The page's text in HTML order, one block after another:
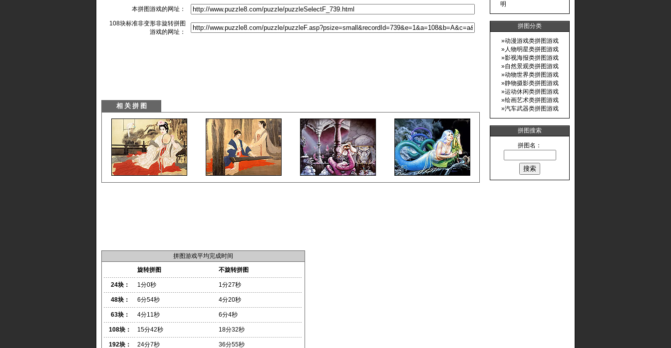
本拼图游戏的网址：
108块标准非变形非旋转拼图
游戏的网址：
拼图游戏平均完成时间
旋转拼图
不旋转拼图
24块： 1分0秒 1分27秒
48块： 6分54秒 4分20秒
63块： 4分11秒 6分4秒
108块： 15分42秒 18分32秒
192块： 24分7秒 36分55秒
明
拼图分类
»动漫游戏类拼图游戏
»人物明星类拼图游戏
»影视海报类拼图游戏
»自然景观类拼图游戏
»动物世界类拼图游戏
»静物摄影类拼图游戏
»运动休闲类拼图游戏
»绘画艺术类拼图游戏
»汽车武器类拼图游戏
拼图搜索
拼图名：